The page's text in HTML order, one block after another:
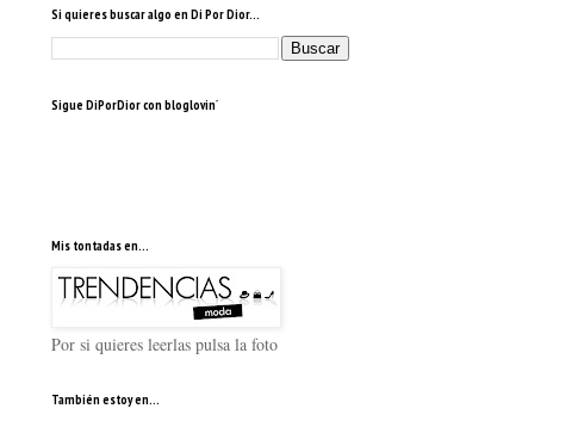
Si quieres buscar algo en Di Por Dior...
Sigue DiPorDior con bloglovin´
Mis tontadas en...
Por si quieres leerlas pulsa la foto
También estoy en...